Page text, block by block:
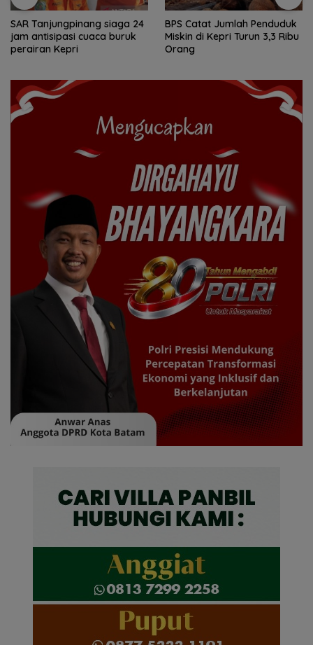
BPS Catat Jumlah Penduduk
Miskin di Kepri Turun 3,3 Ribu
Orang
Ketegangan di Meja Makan:
Ketika Ruang Dialog
Menggugat Eksistensi Nurani